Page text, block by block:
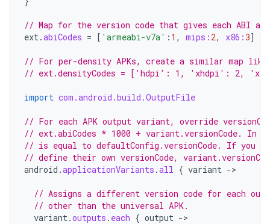
// Map for the version code that gives each ABI a
ext.abiCodes = [ 'armeabi-v7a' : 1 , mips: 2, x86:3]
// For per-density APKs, create a similar map
// ext.densityCodes = ['hdpi': 1, 'xhdpi': 2,
import com.android.build.OutputFile
// For each APK output variant, override
// ext.abiCodes * 1000 + variant.versionCode. In
// is equal to defaultConfig.versionCode. If you
// define their own versionCode,
android .applicationVariants .all { variant ->
// Assigns a different version code for each
// other than the universal APK.
variant.outputs . each { output ->